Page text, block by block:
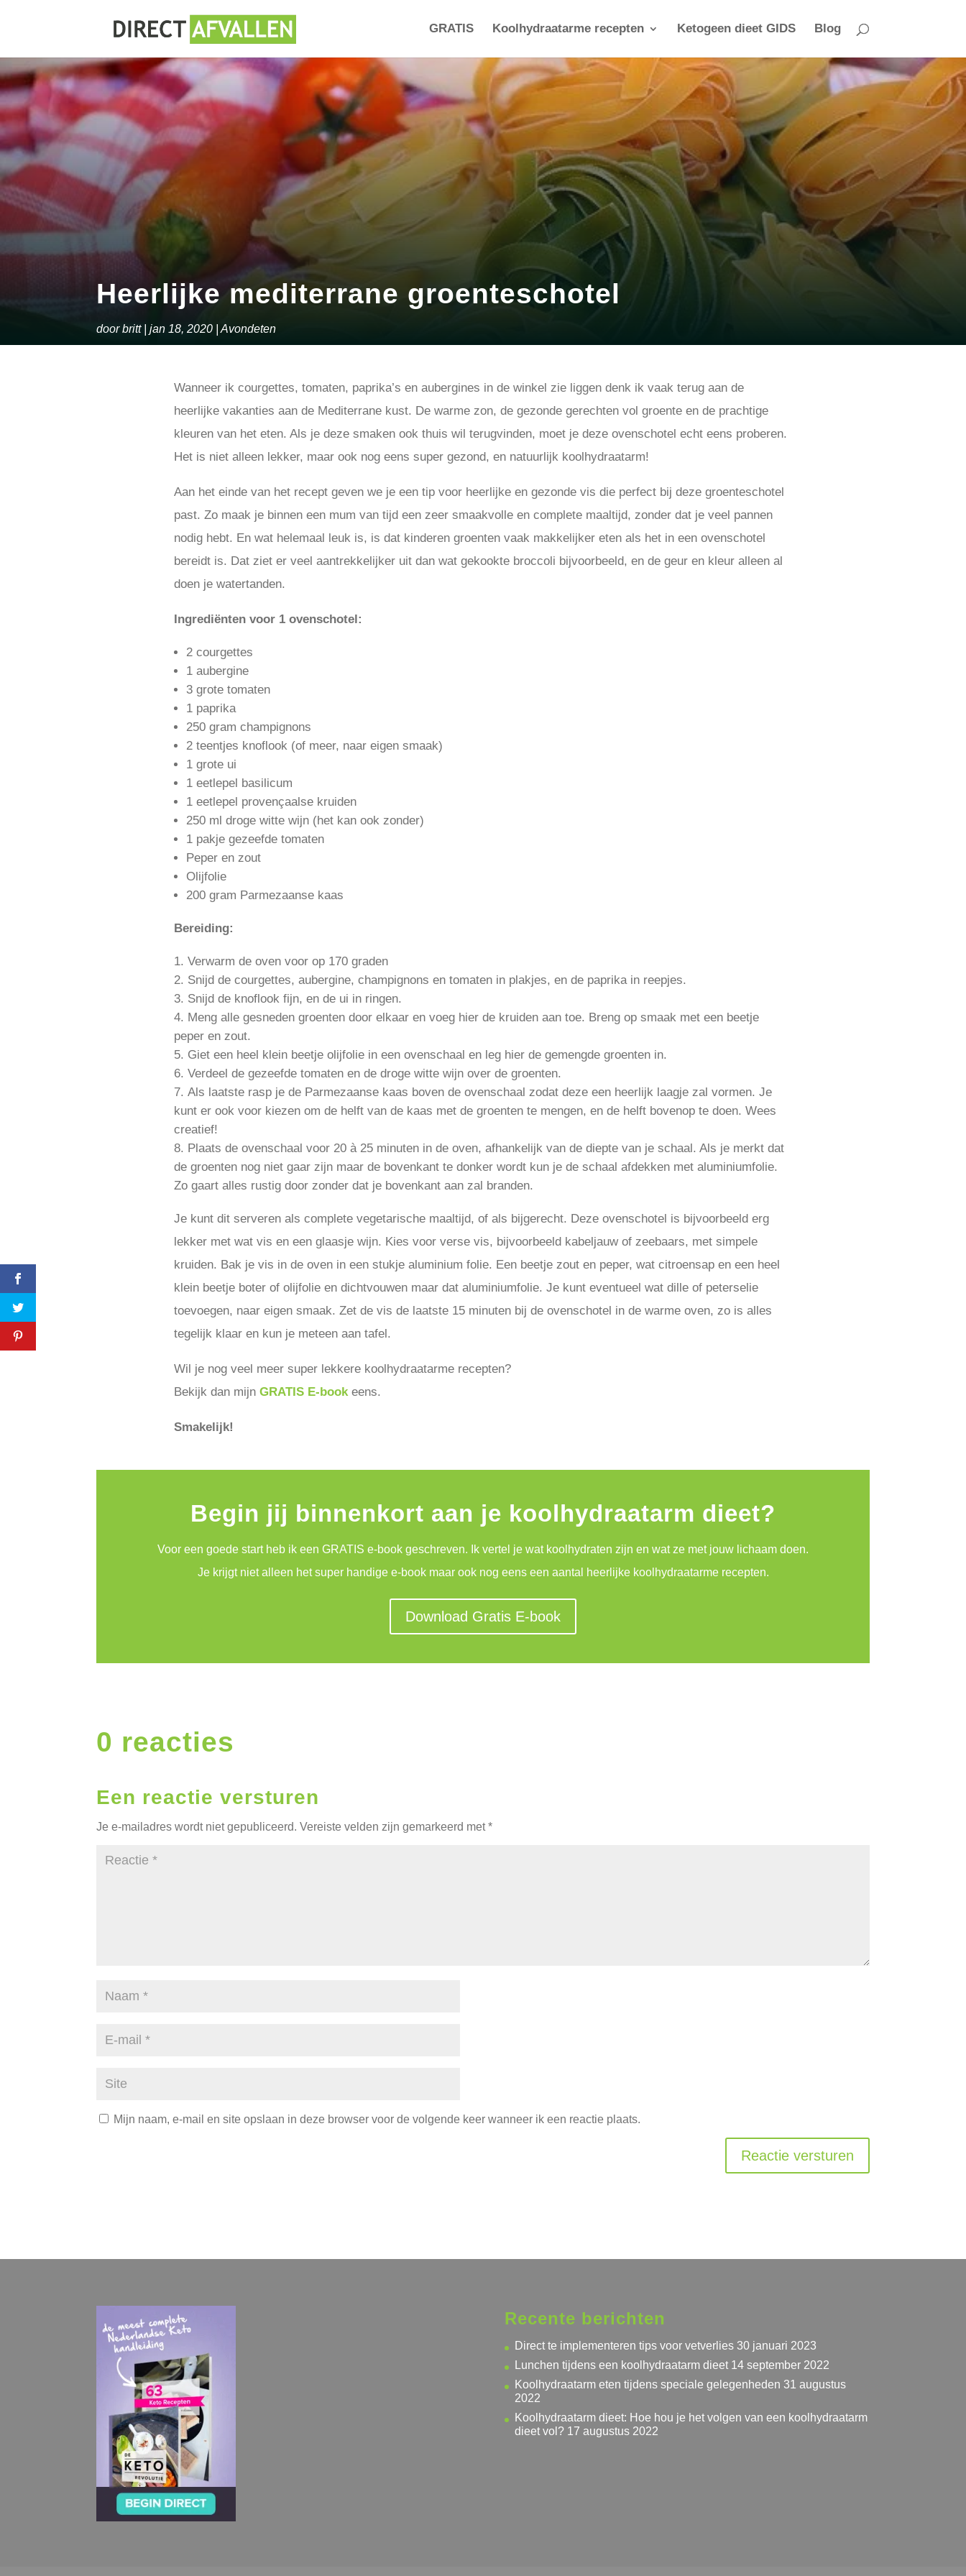
GRATIS Koolhydraatarme recepten Ketogeen dieet GIDS Blog
Heerlijke mediterrane groenteschotel
doorbritt jan 18, 2020 Avondeten
Wanneer ik courgettes, tomaten, paprika’s en aubergines in de winkel zie liggen denk ik vaak terug aan de
heerlijke vakanties aan de Mediterrane kust. De warme zon, de gezonde gerechten vol groente en de prachtige
kleuren van het eten. Als je deze smaken ook thuis wil terugvinden, moet je deze ovenschotel echt eens proberen.
Het is niet alleen lekker, maar ook nog eens super gezond, en natuurlijk koolhydraatarm!
Aan het einde van het recept geven we je een tip voor heerlijke en gezonde vis die perfect bij deze groenteschotel
past. Zo maak je binnen een mum van tijd een zeer smaakvolle en complete maaltijd, zonder dat je veel pannen
nodig hebt. En wat helemaal leuk is, is dat kinderen groenten vaak makkelijker eten als het in een ovenschotel
bereidt is. Dat ziet er veel aantrekkelijker uit dan wat gekookte broccoli bijvoorbeeld, en de geur en kleur alleen al
doen je watertanden.
Ingrediënten voor 1 ovenschotel:
2 courgettes
1 aubergine
3 grote tomaten
1 paprika
250 gram champignons
2 teentjes knoflook (of meer, naar eigen smaak)
1 grote ui
1 eetlepel basilicum
1 eetlepel provençaalse kruiden
250 ml droge witte wijn (het kan ook zonder)
1 pakje gezeefde tomaten
Peper en zout
Olijfolie
200 gram Parmezaanse kaas
Bereiding:
Verwarm de oven voor op 170 graden
Snijd de courgettes, aubergine, champignons en tomaten in plakjes, en de paprika in reepjes.
Snijd de knoflook fijn, en de ui in ringen.
Meng alle gesneden groenten door elkaar en voeg hier de kruiden aan toe. Breng op smaak met een beetje
peper en zout.
Giet een heel klein beetje olijfolie in een ovenschaal en leg hier de gemengde groenten in.
Verdeel de gezeefde tomaten en de droge witte wijn over de groenten.
Als laatste rasp je de Parmezaanse kaas boven de ovenschaal zodat deze een heerlijk laagje zal vormen. Je
kunt er ook voor kiezen om de helft van de kaas met de groenten te mengen, en de helft bovenop te doen. Wees
creatief!
Plaats de ovenschaal voor 20 à 25 minuten in de oven, afhankelijk van de diepte van je schaal. Als je merkt dat
de groenten nog niet gaar zijn maar de bovenkant te donker wordt kun je de schaal afdekken met aluminiumfolie.
Zo gaart alles rustig door zonder dat je bovenkant aan zal branden.
Je kunt dit serveren als complete vegetarische maaltijd, of als bijgerecht. Deze ovenschotel is bijvoorbeeld erg
lekker met wat vis en een glaasje wijn. Kies voor verse vis, bijvoorbeeld kabeljauw of zeebaars, met simpele
kruiden. Bak je vis in de oven in een stukje aluminium folie. Een beetje zout en peper, wat citroensap en een heel
klein beetje boter of olijfolie en dichtvouwen maar dat aluminiumfolie. Je kunt eventueel wat dille of peterselie
toevoegen, naar eigen smaak. Zet de vis de laatste 15 minuten bij de ovenschotel in de warme oven, zo is alles
tegelijk klaar en kun je meteen aan tafel.
Wil je nog veel meer super lekkere koolhydraatarme recepten?
Bekijk dan mijn GRATIS E-bookeens.
Smakelijk!
Begin jij binnenkort aan je koolhydraatarm dieet?
Voor een goede start heb ik een GRATIS e-book geschreven. Ik vertel je wat koolhydraten zijn en wat ze met jouw lichaam doen.
Je krijgt niet alleen het super handige e-book maar ook nog eens een aantal heerlijke koolhydraatarme recepten.
Download Gratis E-book
0 reacties
Een reactie versturen
Je e-mailadres wordt niet gepubliceerd. Vereiste velden zijn gemarkeerd met*
Mijn naam, e-mail en site opslaan in deze browser voor de volgende keer wanneer ik een reactie plaats.
Reactie versturen
Recente berichten
Direct te implementeren tips voor vetverlies 30 januari 2023
Lunchen tijdens een koolhydraatarm dieet 14 september 2022
Koolhydraatarm eten tijdens speciale gelegenheden 31 augustus
2022
Koolhydraatarm dieet: Hoe hou je het volgen van een koolhydraatarm
dieet vol? 17 augustus 2022